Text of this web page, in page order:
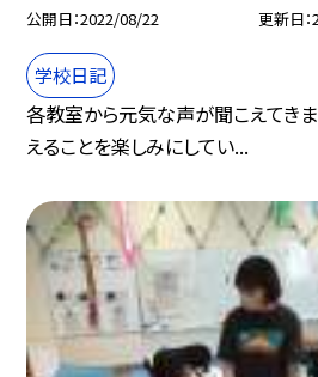
公開日 2022/08/22 更新日
学校日記
各教室から元気な声が聞こえてきま
えることを楽しみにしてい...